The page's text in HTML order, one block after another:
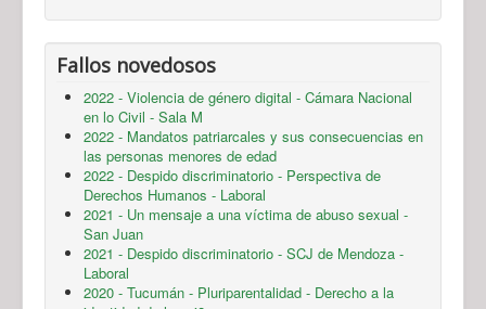
Fallos novedosos
2022 - Violencia de género digital - Cámara Nacional
en lo Civil - Sala M
2022 - Mandatos patriarcales y sus consecuencias en
las personas menores de edad
2022 - Despido discriminatorio - Perspectiva de
Derechos Humanos - Laboral
2021 - Un mensaje a una víctima de abuso sexual -
San Juan
2021 - Despido discriminatorio - SCJ de Mendoza -
Laboral
2020 - Tucumán - Pluriparentalidad - Derecho a la